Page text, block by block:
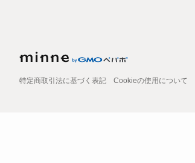
特定商取引法に基づく表記 Cookieの使用について